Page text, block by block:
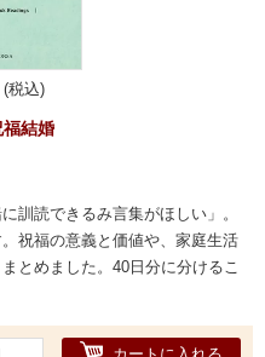
税込)
福結婚
訓読できるみ言集がほしい」。
祝福の意義と価値や、家庭生活
とめました。40日分に分けるこ